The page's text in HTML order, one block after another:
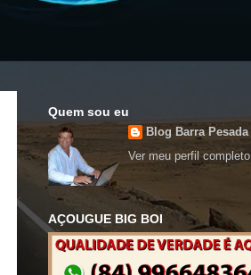
Quem sou eu
Blog Barra Pesada
Ver meu perfil completo
AÇOUGUE BIG BOI